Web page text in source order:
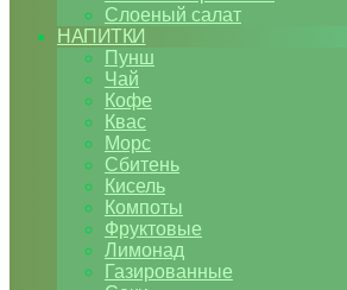
Слоеный салат
НАПИТКИ
Пунш
Чай
Кофе
Квас
Морс
Сбитень
Кисель
Компоты
Фруктовые
Лимонад
Газированные